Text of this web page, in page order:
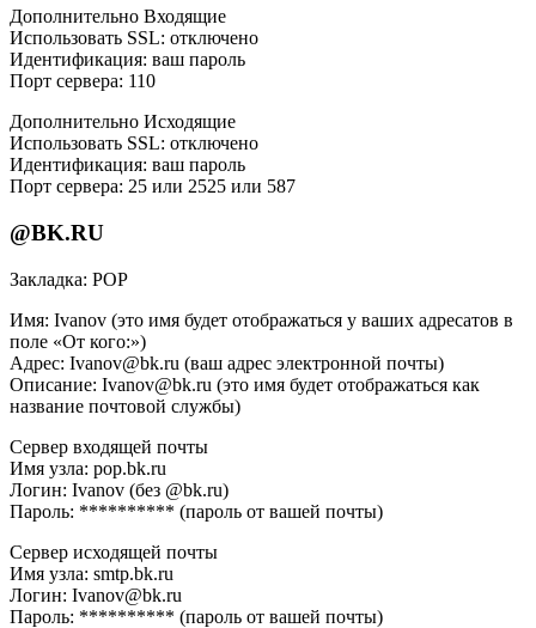
Дополнительно Входящие
Использовать SSL: отключено
Идентификация: ваш пароль
Порт сервера: 110
Дополнительно Исходящие
Использовать SSL: отключено
Идентификация: ваш пароль
Порт сервера: 25 или 2525 или 587
@BK.RU
Закладка: РОР
Имя: Ivanov (это имя будет отображаться у ваших адресатов в
поле «От кого:»)
Адрес: Ivanov@bk.ru (ваш адрес электронной почты)
Описание: Ivanov@bk.ru (это имя будет отображаться как
название почтовой службы)
Сервер входящей почты
Имя узла: pop.bk.ru
Логин: Ivanov (без @bk.ru)
Пароль: ********** (пароль от вашей почты)
Сервер исходящей почты
Имя узла: smtp.bk.ru
Логин: Ivanov@bk.ru
Пароль: ********** (пароль от вашей почты)